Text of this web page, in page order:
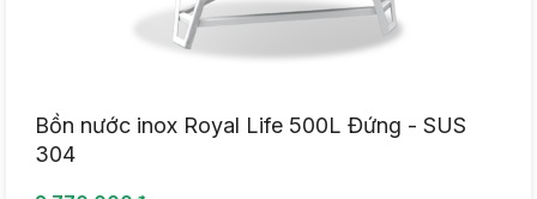
Bồn nước inox Royal Life 500L Đứng - SUS
304